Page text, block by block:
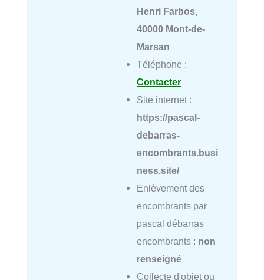
Henri Farbos,
40000 Mont-de-
Marsan
Téléphone :
Contacter
Site internet :
https://pascal-
debarras-
encombrants.busi
ness.site/
Enlèvement des
encombrants par
pascal débarras
encombrants : non
renseigné
Collecte d'objet ou